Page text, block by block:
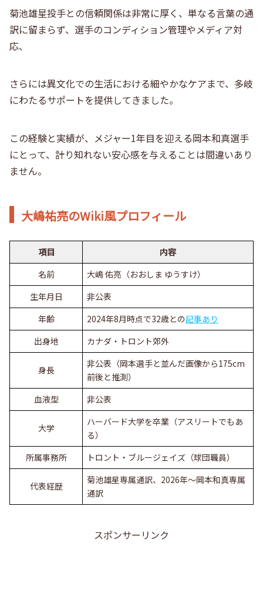
菊池雄星投手との信頼関係は非常に厚く、単なる言葉の通
訳に留まらず、選手のコンディション管理やメディア対
応、
さらには異文化での生活における細やかなケアまで、多岐
にわたるサポートを提供してきました。
この経験と実績が、メジャー1年目を迎える岡本和真選手
にとって、計り知れない安心感を与えることは間違いあり
ません。
大嶋祐亮のWiki風プロフィール
項目
内容
名前
大嶋 佑亮（おおしま ゆうすけ）
生年月日
非公表
年齢
2024年8月時点で32歳との記事あり
出身地
カナダ・トロント郊外
身長
非公表（岡本選手と並んだ画像から175cm
前後と推測）
血液型
非公表
大学
ハーバード大学を卒業（アスリートでもあ
る）
所属事務所
トロント・ブルージェイズ（球団職員）
代表経歴
菊池雄星専属通訳、2026年～岡本和真専属
通訳
スポンサーリンク